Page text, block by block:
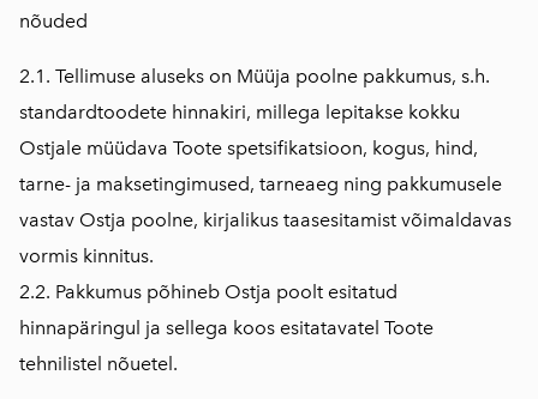
nõuded
2.1. Tellimuse aluseks on Müüja poolne pakkumus, s.h.
standardtoodete hinnakiri, millega lepitakse kokku
Ostjale müüdava Toote spetsifikatsioon, kogus, hind,
tarne- ja maksetingimused, tarneaeg ning pakkumusele
vastav Ostja poolne, kirjalikus taasesitamist võimaldavas
vormis kinnitus.
2.2. Pakkumus põhineb Ostja poolt esitatud
hinnapäringul ja sellega koos esitatavatel Toote
tehnilistel nõuetel.